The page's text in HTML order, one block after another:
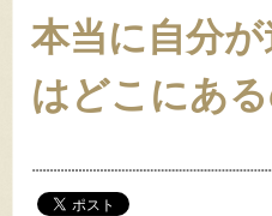
本当に自分
はどこにあ